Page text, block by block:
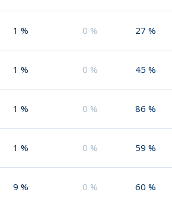
1 % 0 % 27 %
1 % 0 % 45 %
1 % 0 % 86 %
1 % 0 % 59 %
9 % 0 % 60 %